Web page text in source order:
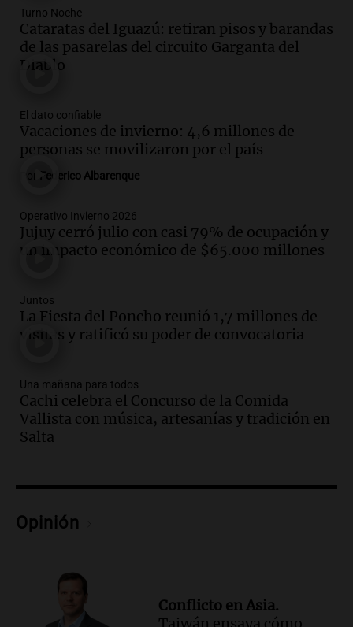
sea, va a ser lindo”
La Cadena del Gol
Episodios
Audio.
mano es muy peligroso”
La Argentina, hoy
Episodios
Audio. Docentes italianos visitaron la
ciudad de Córdoba para interiorizarse
Amamos Argentina
Episodios
Audio. Meteorólogo alertó que El Niño
durante la primavera
Informados al regreso
Episodios
tras fuertes vientos
Panorama Federal
Episodios
economía mejorará el próximo año
Episodios
ley de propiedad privada
Informados al regreso
Episodios
Turno Noche
Cataratas del Iguazú: retiran pisos y barandas
de las pasarelas del circuito Garganta del
Diablo
El dato confiable
Vacaciones de invierno: 4,6 millones de
personas se movilizaron por el país
Federico Albarenque
Operativo Invierno 2026
Jujuy cerró julio con casi 79% de ocupación y
un impacto económico de $65.000 millones
Juntos
La Fiesta del Poncho reunió 1,7 millones de
visitas y ratificó su poder de convocatoria
Una mañana para todos
Cachi celebra el Concurso de la Comida
Vallista con música, artesanías y tradición en
Salta
Opinión
Conflicto en Asia.